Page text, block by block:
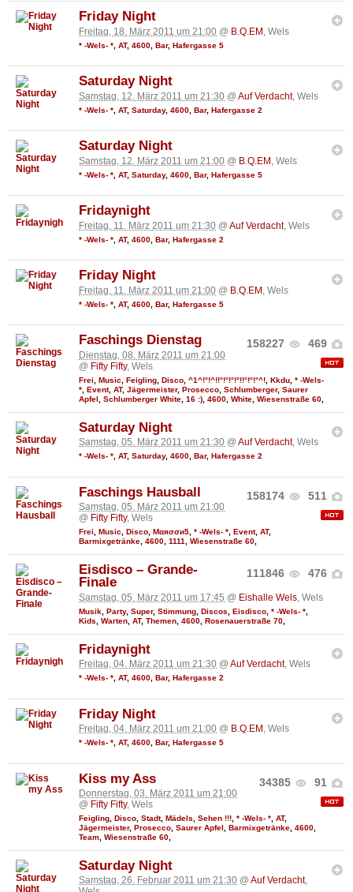
Friday Night
Freitag, 18. März 2011 um 21:00 @ B.Q.EM , Wels
* -Wels- * AT, 4600 Bar, Hafergasse 5
Saturday Night
Samstag, 12. März 2011 um 21:30 @ Auf Verdacht, Wels
* -Wels- * AT, Saturday, 4600 Bar, Hafergasse 2
Saturday Night
Samstag, 12. März 2011 um 21:00 @ B.Q.EM , Wels
* -Wels- * AT, Saturday, 4600 Bar, Hafergasse 5
Fridaynight
Freitag, 11. März 2011 um 21:30 @ Auf Verdacht, Wels
* -Wels- * AT, 4600 Bar, Hafergasse 2
Friday Night
Freitag, 11. März 2011 um 21:00 @ B.Q.EM , Wels
* -Wels- * AT, 4600 Bar, Hafergasse 5
158227 469
Faschings Dienstag
Dienstag, 08. März 2011 um 21:00
@ Fifty Fifty, Wels
Frei Music Feigling Disco ^1^!°!^!!°!°!°!°!!°!°!°^! Kkdu * -Wels-
* Event, AT, Jägermeister, Prosecco Schlumberger, Saurer
Apfel
Schlumberger White 16 :) 4600 White Wiesenstraße 60
Saturday Night
Samstag, 05. März 2011 um 21:30 @ Auf Verdacht, Wels
* -Wels- * AT, Saturday, 4600 Bar, Hafergasse 2
158174 511
Faschings Hausball
Samstag, 05. März 2011 um 21:00
@ Fifty Fifty, Wels
Frei Music Disco Мαяσσи5 * -Wels- * Event, AT,
Barmixgetränke 4600 1111 Wiesenstraße 60
111846 476
Eisdisco – Grande-
Finale
Samstag, 05. März 2011 um 17:45 @ Eishalle Wels , Wels
Musik Party, Super, Stimmung Discos Eisdisco * -Wels- *
Kids
Warten AT, Themen 4600 Rosenauerstraße 70
Fridaynight
Freitag, 04. März 2011 um 21:30 @ Auf Verdacht, Wels
* -Wels- * AT, 4600 Bar, Hafergasse 2
Friday Night
Freitag, 04. März 2011 um 21:00 @ B.Q.EM, Wels
* -Wels- * AT, 4600 Bar, Hafergasse 5
34385 91
Kiss my Ass
Donnerstag, 03. März 2011 um 21:00
@ Fifty Fifty, Wels
Feigling Disco Stadt, Mädels Sehen !!! * -Wels- * AT,
Jägermeister, Prosecco Saurer Apfel Barmixgetränke 4600
Team Wiesenstraße 60
Saturday Night
Samstag, 26. Februar 2011 um 21:30 @ Auf Verdacht,